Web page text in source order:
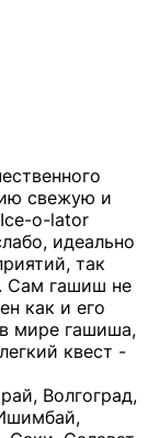
свежую и
o-lator
идеально
так
Сам гашиш не
как и его
мире гашиша,
квест -
(Город), Михайловск (Свердловская область), Михайловск (Ставропольский край), Могоча, Можга, Моздок, Мончегорск, Морозовск, Моршанск, Мосальск, Муравленко, Мурино, Муром, Мценск, Мыски, Набережные Челны, Навашино (Нижегородская область), Назарово (Красноярский край), Назрань, Нальчик, Наро-Фоминск, Нарткала, Нарьян-Мар, Находка, Невель (Псковская область), Невельск, Невьянск, Нелидово (Тверская область), Неман, Нерехта (Костромская область), Нерюнгри, Нестеров, Нефтегорск (Самарская область), Нефтекумск, Нижневартовск, Нижнекамск (Республика Татарстан), Нижнеудинск, Нижние Серги, Нижний Ломов, Нижняя Тура, Николаевск-на-Амуре, Никольск (Вологодская область), Никольск (Пензенская область), Новая Ладога, Новая Ляля, Новоалександровск, Новоалтайск, Нововоронеж, Новодвинск, Новозыбков, Новокубанск, Новокуйбышевск, Новомичуринск, Новопавловск, Новоржев, Новосокольники, Новотроицк, Новоульяновск, Новоуральск, Новохопёрск, Новочебоксарск, Новошахтинск, Новый Оскол, Новый Уренгой, Норильск, Нурлат, Нягань, Нязепетровск, Няндома, Облучье, Обоянь, Озёрск (Калининградская область), Озёрск (Челябинская область), Озёры, Октябрьск (Самарская область), Октябрьский (Башкортостан), Окуловка (Новгородская область), Оленегорск, Олонец, Онега, Опочка, Осинники, Осташков, Остров, Острогожск, Отрадный, Оха, Павлово, Павловск (Воронежская область), Павловск (Санкт-Петербург), Павловский Посад, Партизанск, Певек, Пенза, Первоуральск, Перевоз, Пересвет, Переславль-Залесский, Пестово (Новгородская область), Петрозаводск, Петропавловск-Камчатский, Печоры, Пикалёво, Пионерский, Питкяранта, Плавск, Плёс, Подпорожье, Покачи, Покров, Покровск, Полесск, Полысаево, Полярные Зори, Полярный, Поронайск, Порхов, Похвистнево, Почеп, Починок, Пошехонье, Правдинск, Приморск (Калининградская область), Приморско-Ахтарск, Приозерск, Прокопьевск, Протвино, Прохладный, Пугачёв, Пудож, Пустошка, Пушкино, Пущино, Пыталово, Радужный (Владимирская область), Радужный (Ханты-Мансийский АО), Райчихинск, Раменское, Рассказово, Ревда, Реж, Реутов, Родники, Россошь, Ростов (Ярославская обл.), Рошаль, Ртищево, Рубцовск, Рузаевка, Рыбинск, Рыбное, Ряжск, Салехард, Сальск, Саранск, Сарапул, Саров, Сасово, Сатка, Сафоново, Саяногорск, Саянск, Светлогорск, Светлоград, Светлый, Светогорск (Ленинградская область), Свободный, Себеж, Северобайкальск, Северодвинск, Североуральск, Сегежа, Семикаракорск, Сенгилей, Серафимович, Сергач, Сергиев Посад, Сердобск, Сертолово (Ленинградская область), Сестрорецк (Ленинградская область), Сибай, Скопин, Славгород, Сланцы, Слободской, Слюдянка, Собинка, Советск (Кировская область), Советск (Калининградская область), Советск (Тульская область), Советская Гавань, Советский (Ханты-Мансийский АО), Сокол (Вологодская область), Солигалич, Соль-Илецк, Сольцы, Сортавала, Сосенский, Сосновоборск, Сосновый Бор (Ленинградская область), Сосногорск, Спас-Клепики, Спасск-Рязанский, С